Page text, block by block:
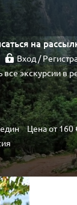
на
Вход /
все экскурсии в
Цена от160